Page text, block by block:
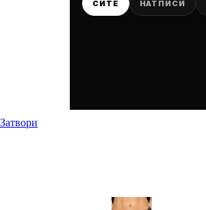
СИТЕ НАТПИСИ
Затвори